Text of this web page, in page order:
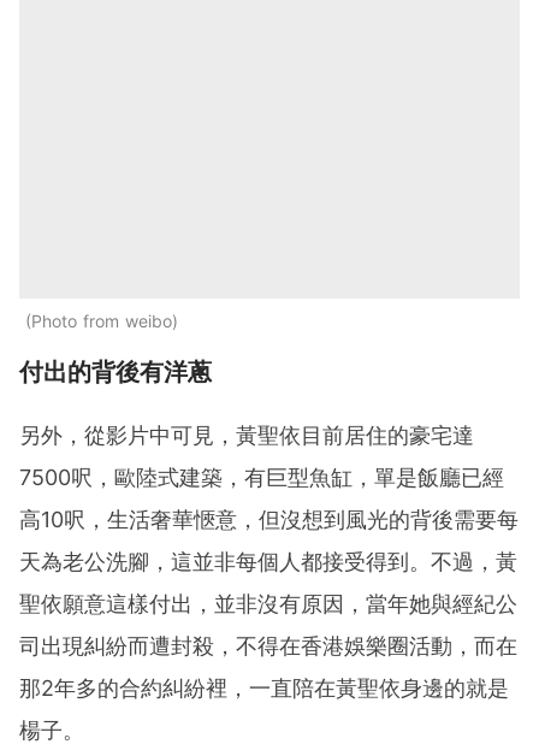
Photo from weibo
付出的背後有洋蔥
另外，從影片中可見，黃聖依目前居住的豪宅達
7500呎，歐陸式建築，有巨型魚缸，單是飯廳已經
高10呎，生活奢華愜意，但沒想到風光的背後需要每
天為老公洗腳，這並非每個人都接受得到。不過，黃
聖依願意這樣付出，並非沒有原因，當年她與經紀公
司出現糾紛而遭封殺，不得在香港娛樂圈活動，而在
那2年多的合約糾紛裡，一直陪在黃聖依身邊的就是
楊子。